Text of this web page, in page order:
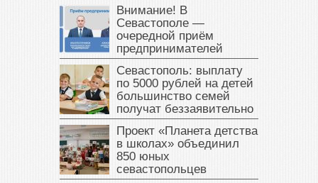
Внимание! В
Севастополе —
очередной приём
предпринимателей
Севастополь: выплату
по 5000 рублей на детей
большинство семей
получат беззаявительно
Проект «Планета детства
в школах» объединил
850 юных
севастопольцев